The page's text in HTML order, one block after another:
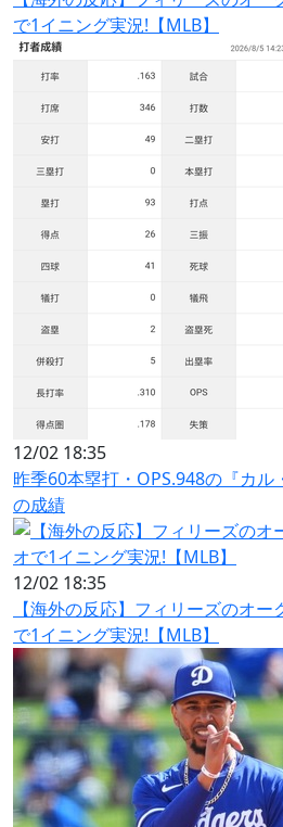
で1イニング実況!【MLB】
12/02 18:35
昨季60本塁打・OPS.948の『カ
の成績
12/02 18:35
【海外の反応】フィリーズのオ
で1イニング実況!【MLB】